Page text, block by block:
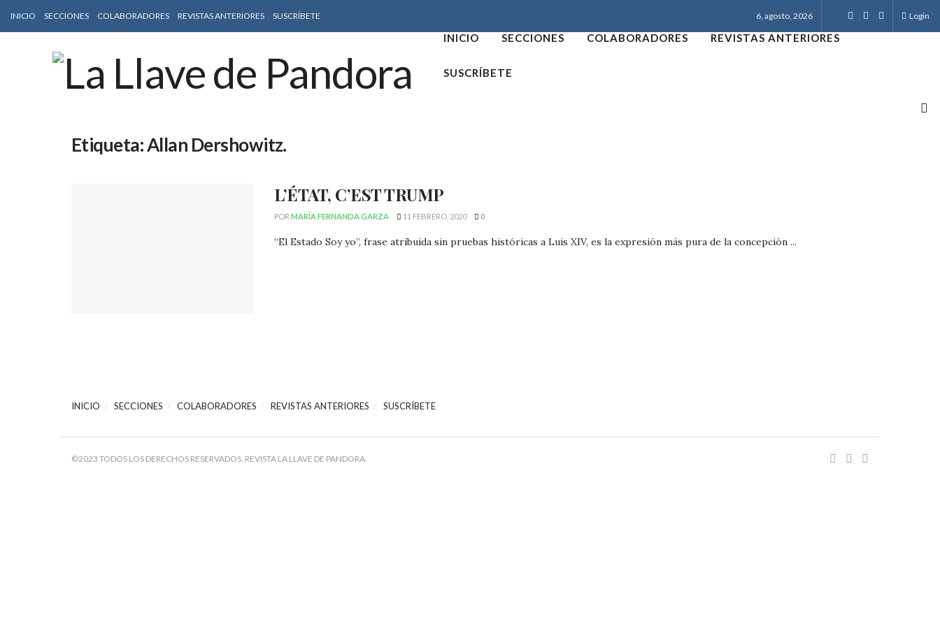
INICIO SECCIONES COLABORADORES REVISTAS ANTERIORES SUSCRÍBETE 6, agosto, 2026 Login
INICIO SECCIONES COLABORADORES REVISTAS ANTERIORES
SUSCRÍBETE
Etiqueta:Allan Dershowitz.
L’ÉTAT, C’EST TRUMP
POR MARÍA FERNANDA GARZA 11 FEBRERO, 2020 0
“El Estado Soy yo”, frase atribuida sin pruebas históricas a Luis XIV, es la expresión más pura de la concepción ...
INICIO SECCIONES COLABORADORES REVISTAS ANTERIORES SUSCRÍBETE
©2023 TODOS LOS DERECHOS RESERVADOS. REVISTA LA LLAVE DE PANDORA.